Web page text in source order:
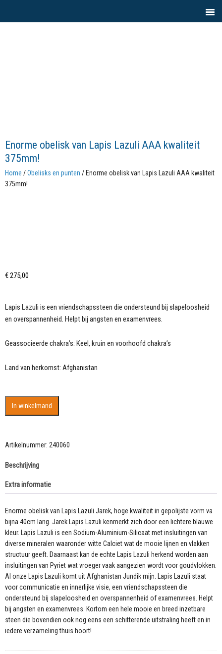
Enorme obelisk van Lapis Lazuli AAA kwaliteit
375mm!
Home /Obelisks en punten / Enorme obelisk van Lapis Lazuli AAA kwaliteit
375mm!
€275,00
Lapis Lazuli is een vriendschapssteen die ondersteund bij slapeloosheid
en overspannenheid. Helpt bij angsten en examenvrees.
Geassocieerde chakra’s: Keel, kruin en voorhoofd chakra’s
Land van herkomst: Afghanistan
Lazuli
kwaliteit
aantal
In winkelmand
Artikelnummer: 240060
Beschrijving
Extra informatie
Enorme obelisk van Lapis Lazuli Jarek, hoge kwaliteit in gepolijste vorm va
bijna 40cm lang. Jarek Lapis Lazuli kenmerkt zich door een lichtere blauwe
kleur. Lapis Lazuli is een Sodium-Aluminium-Silicaat met insluitingen van
diverse mineralen waaronder witte Calciet wat de mooie lijnen en vlakken
structuur geeft. Daarnaast kan de echte Lapis Lazuli herkend worden aan
insluitingen van Pyriet wat vroeger vaak aangezien wordt voor goudvlokken.
Al onze Lapis Lazuli komt uit Afghanistan Jundik mijn. Lapis Lazuli staat
voor communicatie en innerlijke visie, een vriendschapssteen die
ondersteund bij slapeloosheid en overspannenheid of examenvrees. Helpt
bij angsten en examenvrees. Kortom een hele mooie en breed inzetbare
steen die bovendien ook nog eens een schitterende uitstraling heeft en in
iedere verzameling thuis hoort!